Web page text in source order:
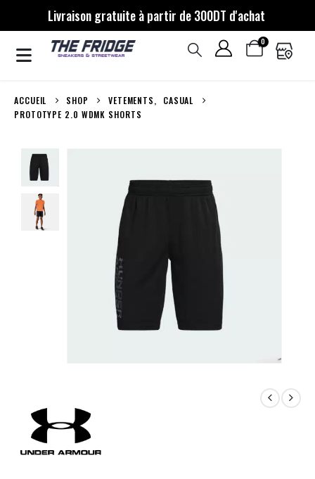
Livraison gratuite à partir de 300DT d'achat
0
ACCUEIL SHOP VETEMENTS,
CASUAL
PROTOTYPE 2.0 WDMK SHORTS